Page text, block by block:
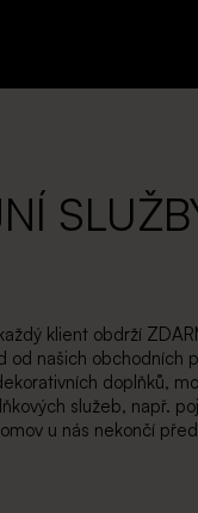
klient obdrží
od našich obchodních
doplňků,
služeb, např.
u nás nekončí